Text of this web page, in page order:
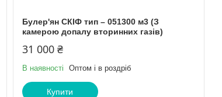
Булер'ян СКІФ тип – 051300 м3 (З
камерою допалу вторинних газів)
31 000 ₴
В наявності Оптом і в роздріб
Купити